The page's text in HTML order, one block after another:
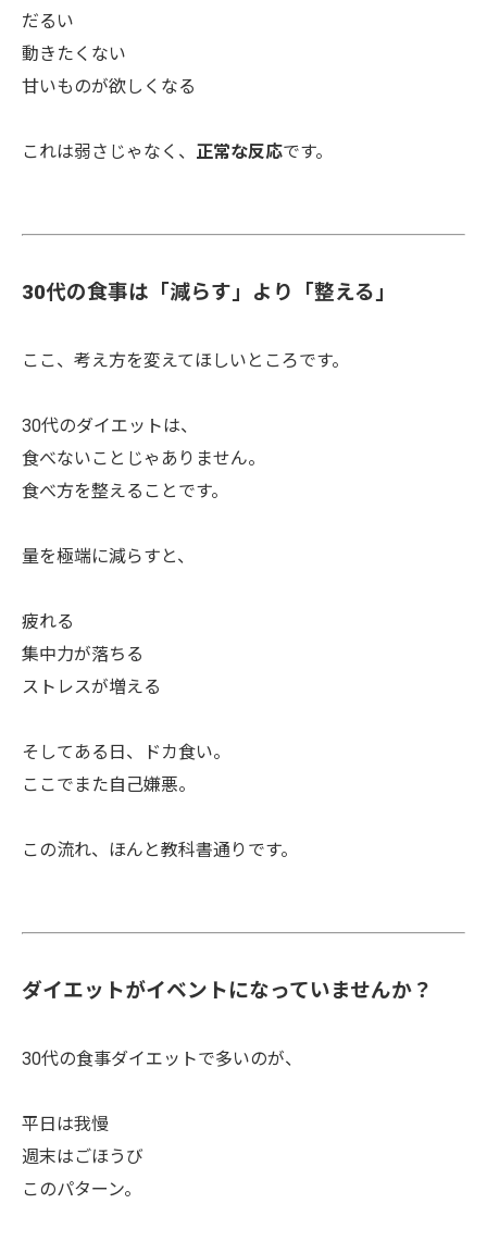
だるい
動きたくない
甘いものが欲しくなる
これは弱さじゃなく、 正常な反応です。
30代の食事は「減らす」より「整える」
ここ、考え方を変えてほしいところです。
30代のダイエットは、
食べないことじゃありません。
食べ方を整えることです。
量を極端に減らすと、
疲れる
集中力が落ちる
ストレスが増える
そしてある日、ドカ食い。
ここでまた自己嫌悪。
この流れ、ほんと教科書通りです。
ダイエットがイベントになっていませんか？
30代の食事ダイエットで多いのが、
平日は我慢
週末はごほうび
このパターン。